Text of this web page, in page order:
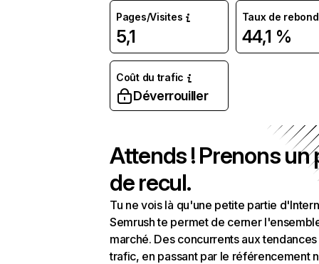
Pages/Visites
5,1
Taux de rebond
44,1 %
Coût du trafic
Déverrouiller
Attends ! Prenons un
de recul.
Tu ne vois là qu'une petite partie
Semrush te permet de cerner
marché. Des concurrents aux
trafic, en passant par le référencement